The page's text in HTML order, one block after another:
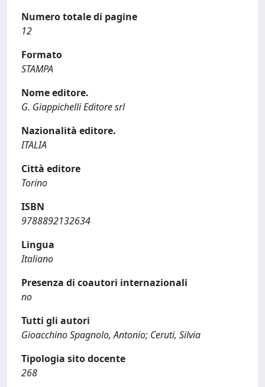
Numero totale di pagine
12
Formato
STAMPA
Nome editore.
G. Giappichelli Editore srl
Nazionalità editore.
ITALIA
Città editore
Torino
ISBN
9788892132634
Lingua
Italiano
Presenza di coautori internazionali
no
Tutti gli autori
Gioacchino Spagnolo, Antonio; Ceruti, Silvia
Tipologia sito docente
268